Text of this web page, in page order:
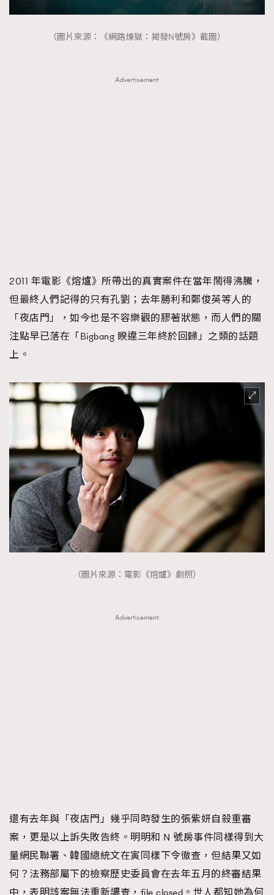
（圖片來源：《網路煉獄：揭發N號房》截圖）
Advertisement
2011 年電影《熔爐》所帶出的真實案件在當年鬧得沸騰，
但最終人們記得的只有孔劉；去年勝利和鄭俊英等人的
「夜店門」，如今也是不容樂觀的膠著狀態，而人們的關
注點早已落在「Bigbang 睽違三年終於回歸」之類的話題
上。
（圖片來源：電影《熔爐》劇照）
Advertisement
還有去年與「夜店門」幾乎同時發生的張紫妍自殺重審
案，更是以上訴失敗告終。明明和 N 號房事件同樣得到大
量網民聯署、韓國總統文在寅同樣下令徹查，但結果又如
何？法務部屬下的檢察歷史委員會在去年五月的終審結果
中，表明該案無法重新調查，file closed。世人都知她為何